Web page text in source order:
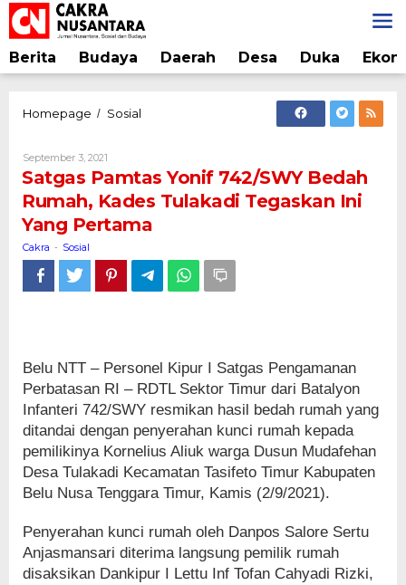
Lewati
ke
konten
Berita Budaya Daerah Desa Duka
Homepage / Sosial
Bedah
Rumah,
Kades
Tegaskan
Ini
Yang
September 3, 2021
Satgas Pamtas Yonif 742/SWY Bedah
Rumah, Kades Tulakadi Tegaskan Ini
Yang Pertama
Cakra - Sosial
Belu NTT – Personel Kipur I Satgas Pengamanan
Perbatasan RI – RDTL Sektor Timur dari Batalyon
Infanteri 742/SWY resmikan hasil bedah rumah yang
ditandai dengan penyerahan kunci rumah kepada
pemilikinya Kornelius Aliuk warga Dusun Mudafehan
Desa Tulakadi Kecamatan Tasifeto Timur Kabupaten
Belu Nusa Tenggara Timur, Kamis (2/9/2021).
Penyerahan kunci rumah oleh Danpos Salore Sertu
Anjasmansari diterima langsung pemilik rumah
disaksikan Dankipur I Lettu Inf Tofan Cahyadi Rizki,